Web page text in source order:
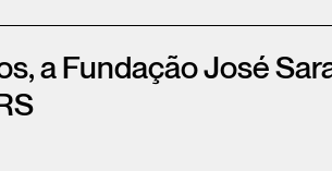
a Fundação José